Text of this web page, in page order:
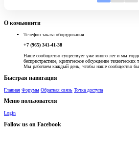
О комьюнити
Телефон заказа оборудования:
+7 (965) 341-41-38
Наше сообщество существует уже много лет и мы
беспристрастное, критическое обсуждение
Мы работаем каждый день, чтобы наше сообщество
Быстрая навигация
Главная Форумы Обратная связь Точка доступа
Меню пользователя
Login
Follow us on Facebook